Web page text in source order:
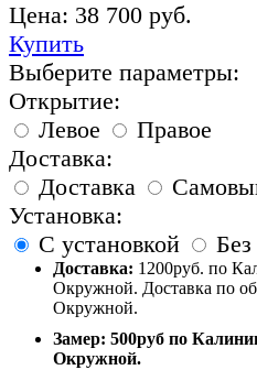
Цена: 38 700 руб.
Купить
Выберите параметры:
Открытие:
Левое
Правое
Доставка:
Доставка
Установка:
С установкой
Доставка: 1200руб. по
Окружной. Доставка по
Окружной.
Замер: 500руб по
Окружной.